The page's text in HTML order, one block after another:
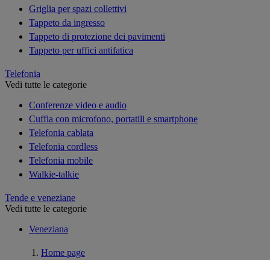
Griglia per spazi collettivi
Tappeto da ingresso
Tappeto di protezione dei pavimenti
Tappeto per uffici antifatica
Telefonia
Vedi tutte le categorie
Conferenze video e audio
Cuffia con microfono, portatili e smartphone
Telefonia cablata
Telefonia cordless
Telefonia mobile
Walkie-talkie
Tende e veneziane
Vedi tutte le categorie
Veneziana
Home page